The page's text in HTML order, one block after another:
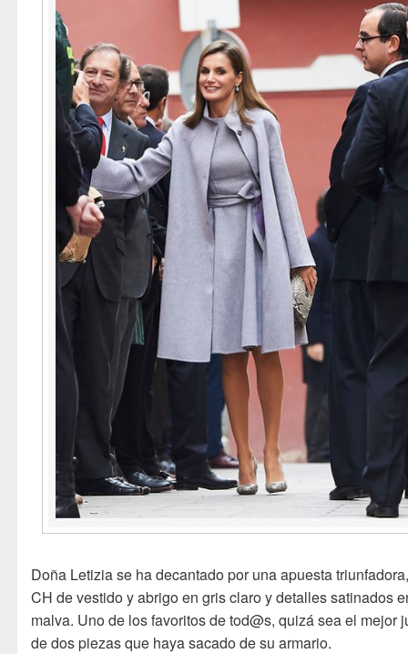
Doña Letizia se ha decantado por una apuesta
CH de vestido y abrigo en gris claro y detalles satinados
malva. Uno de los favoritos de tod@s, quizá sea el mejor
de dos piezas que haya sacado de su armario.